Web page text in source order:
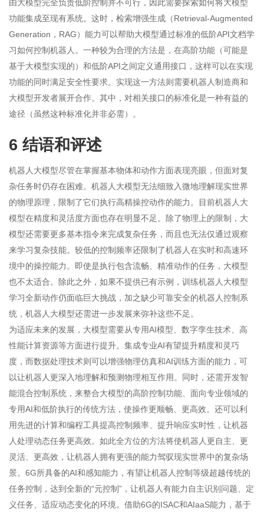
由大模型完全负责低阶控制并不可行，因此需要探索如何将大模型
功能集成至现有系统。这时，检索增强生成（Retrieval-Augmented
Generation，RAG）能力可以帮助大模型通过标准的低阶API文档学
习如何控制机器人。一种较为合理的方法是，在高阶功能（可能是
基于大模型实现的）和低阶API之间定义通用接口，这样可以在实现
功能的同时满足安全性要求。实现这一方法则需要机器人制造商和
大模型开发者展开合作。其中，对相关接口的标准化是一种有益的
途径（虽然这种标准化并非必需）。
6 结语和评述
机器人大模型尽管在掌握基本物体和动作方面表现亮眼，但面对复
杂任务时仍存在困难。机器人大模型无法细致入微地理解现实世界
的物理原理，限制了它们执行高精操控动作的能力。目前机器人大
模型在精度和灵活度方面也存在明显不足。除了物理上的限制，大
模型还需要更多基本指令来完成复杂任务，而且也无法仅通过观察
来学习复杂技能。较低的控制频率还限制了机器人在实时和高速环
境中的操控能力。即使是执行包含流畅、精准动作的任务，大模型
也不太适合。除此之外，如果不提供已有示例，训练机器人大模型
学习全新动作仍面临巨大挑战，加之缺少可靠安全的机器人控制系
统，机器人大模型还需进一步发展来弥补这些不足。
为适应未来的发展，大模型需要从专用AI模型、数字孪生技术、高
性能计算资源等方面进行提升。集成专业AI有望提升精度和灵巧
度，而数据处理技术则可以增强物理仿真和AI训练方面的能力，可
以让机器人更深入地理解和预测物理相互作用。同时，还需开发智
能混合控制系统，来整合大模型的高阶控制功能、面向专业领域的
专用AI和低阶执行的传统方法，使操作更顺畅、更高效。还可以利
用先进的计算和编程工具提高控制频率、提升响应实时性，让机器
人处理动态任务更高效。如此全方位的方法将使机器人更自主、更
灵活、更高效，让机器人拥有更强的能力驾驭现实世界中的复杂场
景。6G所具备的AI和感知能力，有望让机器人控制等级超越传统的
任务控制，达到全新的“元控制”，让机器人有能力自主识别问题、定
义任务、适应动态变化的环境。借助6G的ISAC和AIaaS能力，基于